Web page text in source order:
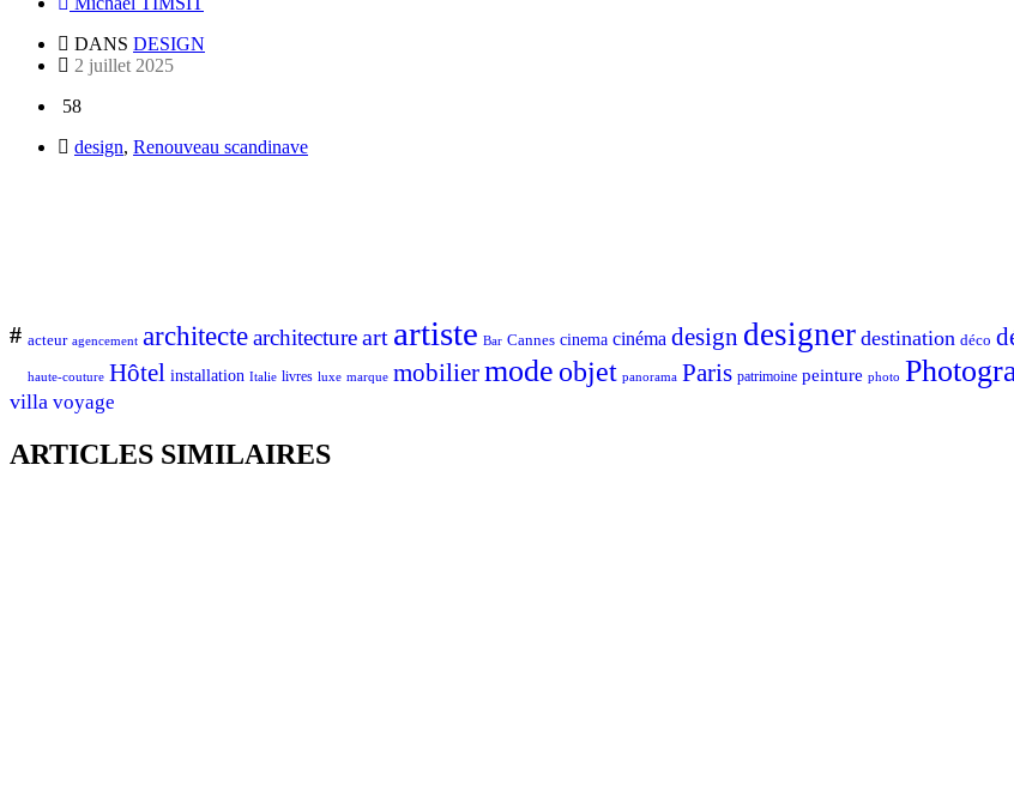
DANS DESIGN
2 juillet 2025
58
design, Renouveau scandinave
# acteur agencement architectearchitectureart artiste Bar Cannes cinema cinéma design designer destination déco
haute-couture Hôtel installation Italie livres luxe marque mobiliermode objet panorama Paris patrimoine peinture photo
villa voyage
ARTICLES SIMILAIRES